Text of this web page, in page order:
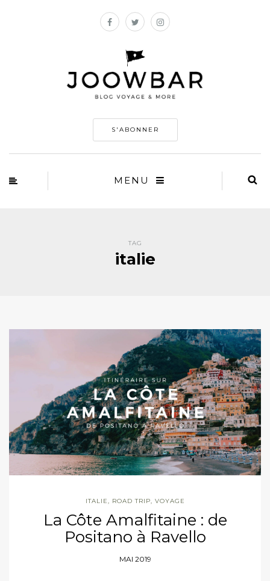
S'ABONNER
MENU
TAG
italie
ITALIE ROAD TRIP VOYAGE
La Côte Amalfitaine : de
Positano à Ravello
MAI 2019